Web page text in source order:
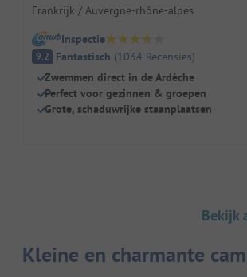
Frankrijk / Auvergne-rhône-alpes
Inspectie
9.2 Fantastisch (1034 Recensies)
Zwemmen direct in de Ardèche
Perfect voor gezinnen & groepen
Grote, schaduwrijke staanplaatsen
Bekijk
Kleine en charmante